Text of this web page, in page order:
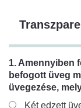
1. Amennyiben
befogott üveg
üvegezése,
Két edzett